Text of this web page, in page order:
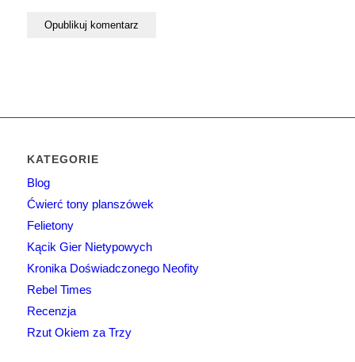
KATEGORIE
Blog
Ćwierć tony planszówek
Felietony
Kącik Gier Nietypowych
Kronika Doświadczonego Neofity
Rebel Times
Recenzja
Rzut Okiem za Trzy